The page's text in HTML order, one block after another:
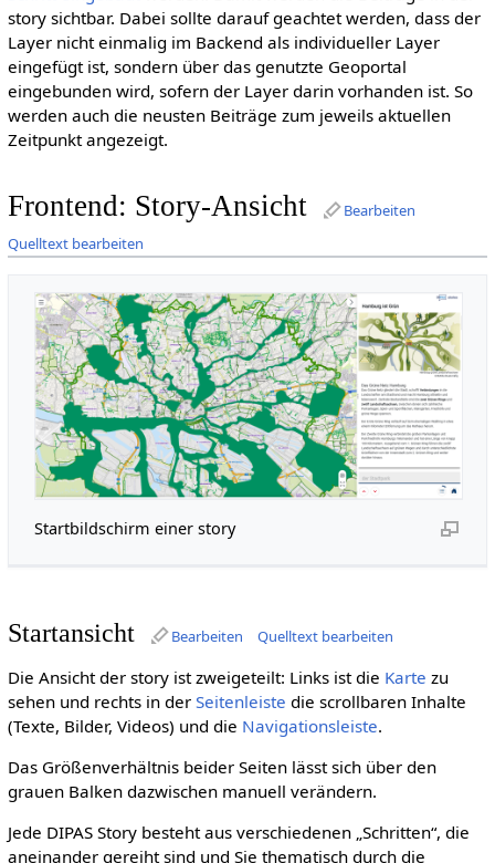
story sichtbar. Dabei sollte darauf geachtet werden, dass der
Layer nicht einmalig im Backend als individueller Layer
eingefügt ist, sondern über das genutzte Geoportal
eingebunden wird, sofern der Layer darin vorhanden ist. So
werden auch die neusten Beiträge zum jeweils aktuellen
Zeitpunkt angezeigt.
Frontend: Story-Ansicht
Bearbeiten
Quelltext bearbeiten
Startbildschirm einer story
Startansicht Bearbeiten Quelltext bearbeiten
Die Ansicht der story ist zweigeteilt: Links ist die Karte zu
sehen und rechts in der Seitenleiste die scrollbaren Inhalte
(Texte, Bilder, Videos) und die Navigationsleiste.
Das Größenverhältnis beider Seiten lässt sich über den
grauen Balken dazwischen manuell verändern.
Jede DIPAS Story besteht aus verschiedenen „Schritten“, die
aneinander gereiht sind und Sie thematisch durch die